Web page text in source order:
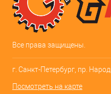
Все права защищены.
г. Санкт-Петербург, пр.
Посмотреть на карте